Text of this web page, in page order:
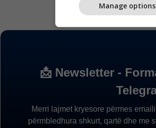
Manage options